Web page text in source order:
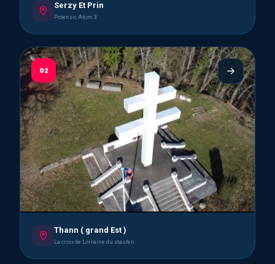
Serzy Et Prin
Potensic Atom 3
02
Thann ( grand Est )
La croix de Lorraine du staufen